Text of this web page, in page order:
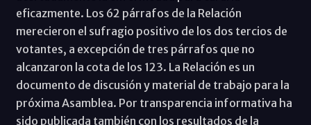
eficazmente. Los 62 párrafos de la Relación
merecieron el sufragio positivo de los dos tercios de
votantes, a excepción de tres párrafos que no
alcanzaron la cota de los 123. La Relación es un
documento de discusión y material de trabajo para la
próxima Asamblea. Por transparencia informativa ha
sido publicada también con los resultados de la